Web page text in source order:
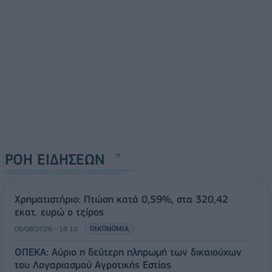
ΡΟΗ ΕΙΔΗΣΕΩΝ
Χρηματιστήριο: Πτώση κατά 0,59%, στα 320,42
εκατ. ευρώ ο τζίρος
06/08/2026 - 18:10 ΟΙΚΟΝΟΜΙΑ
ΟΠΕΚΑ: Αύριο η δεύτερη πληρωμή των δικαιούχων
του Λογαριασμού Αγροτικής Εστίας